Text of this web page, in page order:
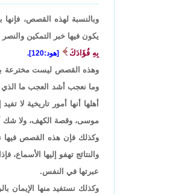
وبالنسبة لهذه القصص، فإنها
يكون فيها خبر التمكين والنصر
بِهِ فُؤَادَكَ
[هود:120].
وهذه القصص ليست مخترعة بل
وما نعجب أشد العجب ما
أهلها أنها أمور تاريخية
موسى، وقصة الكهف، ولا شك
وكذلك فإن هذه القصص فيها
والنتائج تهفو إليها
عبرتها في النفس.
وكذلك نستفيد منها الإيمان